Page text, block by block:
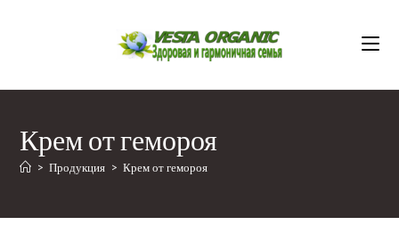
Крем от гемороя
> Продукция > Крем от гемороя